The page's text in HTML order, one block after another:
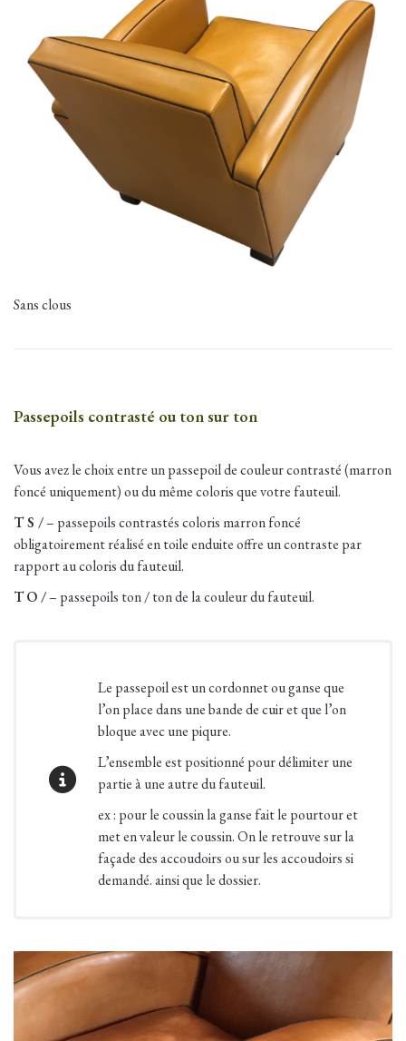
Sans clous
Passepoils contrasté ou ton sur ton
Vous avez le choix entre un passepoil de couleur contrasté (marron
foncé uniquement) ou du même coloris que votre fauteuil.
T S /– passepoils contrastés coloris marron foncé
obligatoirement réalisé en toile enduite offre un contraste par
rapport au coloris du fauteuil.
TO /– passepoils ton / ton de la couleur du fauteuil.
Le passepoil est un cordonnet ou ganse que
l’on place dans une bande de cuir et que l’on
bloque avec une piqure.
L’ensemble est positionné pour délimiter une
partie à une autre du fauteuil.
ex : pour le coussin la ganse fait le pourtour et
met en valeur le coussin. On le retrouve sur la
façade des accoudoirs ou sur les accoudoirs si
demandé. ainsi que le dossier.